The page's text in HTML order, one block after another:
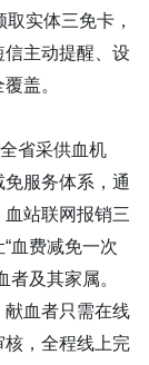
实体三免卡，
主动提醒、设
盖。
省采供血机
服务体系，通
站联网报销三
血费减免一次
及其家属。
献血者只需在线
，全程线上完